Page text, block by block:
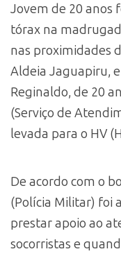
Jovem de 20 anos
tórax na
nas proximidades
Aldeia Jaguapiru,
Reginaldo, de 20
(Serviço de
levada para o HV
De acordo com o
(Polícia Militar) foi
prestar apoio ao
socorristas e